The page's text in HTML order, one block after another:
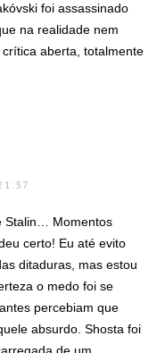
foi assassinado
na realidade nem
aberta, totalmente
Stalin… Momentos
certo! Eu até evito
ditaduras, mas estou
o medo foi se
percebiam que
absurdo. Shosta foi